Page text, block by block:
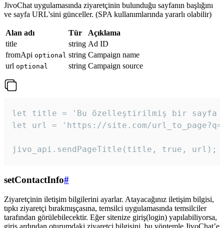
JivoChat uygulamasında ziyaretçinin bulunduğu sayfanın başlığını
ve sayfa URL'sini günceller. (SPA kullanımlarında yararlı olabilir)
Alan adı Tür
Açıklama
title
string Ad ID
fromApi optional string Campaign name
url optional string Campaign source
let title = 'Bu özelleştirilmiş bir sayfa
let url = 'https://site.com/
jivo_api.sendPageTitle(title, true, url);
setContactInfo#
Ziyaretçinin iletişim bilgilerini ayarlar. Atayacağınız iletişim bilgisi,
tıpkı ziyaretçi bırakmışçasına, temsilci uygulamasında temsilciler
tarafından görülebilecektir. Eğer sitenize giriş(login) yapılabiliyorsa,